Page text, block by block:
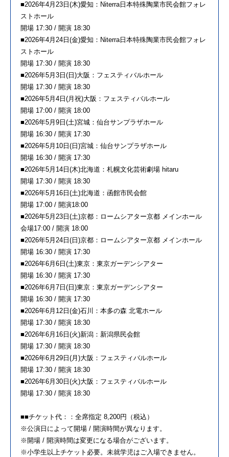
■2026年4月23日(木)愛知：Niterra日本特殊陶業市民会館フォレ
ストホール
開場 17:30 / 開演 18:30
■2026年4月24日(金)愛知：Niterra日本特殊陶業市民会館フォレ
ストホール
開場 17:30 / 開演 18:30
■2026年5月3日(日)大阪：フェスティバルホール
開場 17:30 / 開演 18:30
■2026年5月4日(月祝)大阪：フェスティバルホール
開場 17:00 / 開演 18:00
■2026年5月9日(土)宮城：仙台サンプラザホール
開場 16:30 / 開演 17:30
■2026年5月10日(日)宮城：仙台サンプラザホール
開場 16:30 / 開演 17:30
■2026年5月14日(木)北海道：札幌文化芸術劇場 hitaru
開場 17:30 / 開演 18:30
■2026年5月16日(土)北海道：函館市民会館
開場 17:00 / 開演18:00
■2026年5月23日(土)京都：ロームシアター京都 メインホール
会場17:00 / 開演 18:00
■2026年5月24日(日)京都：ロームシアター京都 メインホール
開場 16:30 / 開演 17:30
■2026年6月6日(土)東京：東京ガーデンシアター
開場 16:30 / 開演 17:30
■2026年6月7日(日)東京：東京ガーデンシアター
開場 16:30 / 開演 17:30
■2026年6月12日(金)石川：本多の森 北電ホール
開場 17:30 / 開演 18:30
■2026年6月16日(火)新潟：新潟県民会館
開場 17:30 / 開演 18:30
■2026年6月29日(月)大阪：フェスティバルホール
開場 17:30 / 開演 18:30
■2026年6月30日(火)大阪：フェスティバルホール
開場 17:30 / 開演 18:30
■■チケット代：：全席指定 8,200円（税込）
※公演日によって開場 / 開演時間が異なります。
※開場 / 開演時間は変更になる場合がございます。
※小学生以上チケット必要。未就学児はご入場できません。